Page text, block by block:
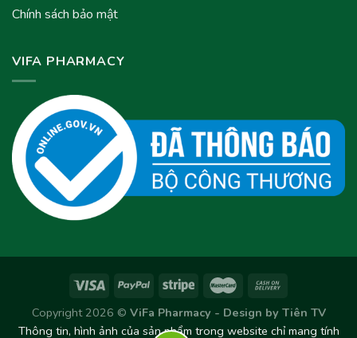
Chính sách bảo mật
VIFA PHARMACY
Copyright 2026 © ViFa Pharmacy - Design by Tiên TV
Thông tin, hình ảnh của sản phẩm trong website chỉ mang tính